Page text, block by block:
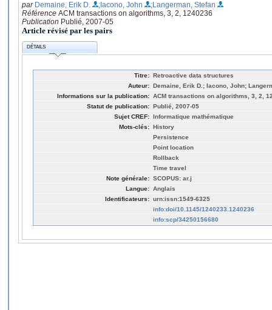
par Demaine, Erik D. ;Iacono, John
;Langerman, Stefan
Référence ACM transactions on algorithms, 3, 2, 1240236
Publication Publié, 2007-05
Article révisé par les pairs
DÉTAILS
Titre: Retroactive data structures
Auteur: Demaine, Erik D.; Iacono, John;
Informations sur la publication: ACM transactions on algorithms, 3, 2,
Statut de publication: Publié, 2007-05
Sujet CREF: Informatique mathématique
Mots-clés: History
Persistence
Point location
Rollback
Time travel
Note générale: SCOPUS: ar.j
Langue: Anglais
Identificateurs: urn:issn:1549-6325
info:doi/10.1145/1240233.1240236
info:scp/34250156680